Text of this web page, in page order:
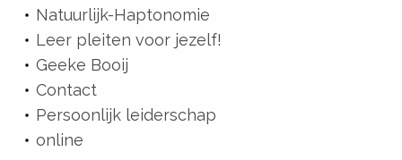
Natuurlijk-Haptonomie
Leer pleiten voor jezelf!
Geeke Booij
Contact
Persoonlijk leiderschap
online